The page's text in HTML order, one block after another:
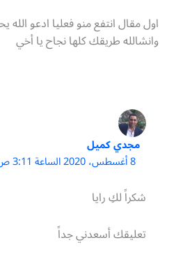
اول مقال انتفع منو فعليا ادعو
وانشالله طريقك كلها نجاح يا أخي
مجدي كميل
8 أغسطس، 2020 الساعة 3:11 ص
شكراً لكِ رايا
تعليقك أسعدني جداً